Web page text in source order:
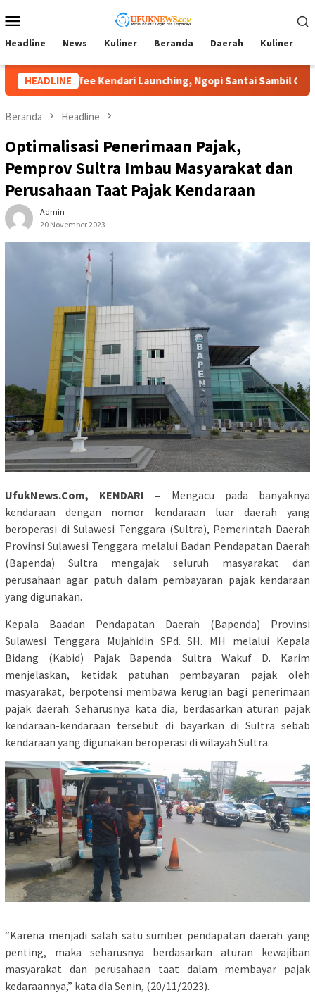
ke
kontenMobile
Headline News Kuliner Beranda Daerah Kuliner
HEADLINE
Launching, Ngopi Santai Sambil Cari Cuan Prof
Beranda Headline
Optimalisasi Penerimaan Pajak,
Pemprov Sultra Imbau Masyarakat dan
Perusahaan Taat Pajak Kendaraan
Admin
20 November 2023
UfukNews.Com, KENDARI – Mengacu pada banyaknya
kendaraan dengan nomor kendaraan luar daerah yang
beroperasi di Sulawesi Tenggara (Sultra), Pemerintah Daerah
Provinsi Sulawesi Tenggara melalui Badan Pendapatan Daerah
(Bapenda) Sultra mengajak seluruh masyarakat dan
perusahaan agar patuh dalam pembayaran pajak kendaraan
yang digunakan.
Kepala Baadan Pendapatan Daerah (Bapenda) Provinsi
Sulawesi Tenggara Mujahidin SPd. SH. MH melalui Kepala
Bidang (Kabid) Pajak Bapenda Sultra Wakuf D. Karim
menjelaskan, ketidak patuhan pembayaran pajak oleh
masyarakat, berpotensi membawa kerugian bagi penerimaan
pajak daerah. Seharusnya kata dia, berdasarkan aturan pajak
kendaraan-kendaraan tersebut di bayarkan di Sultra sebab
kendaraan yang digunakan beroperasi di wilayah Sultra.
“Karena menjadi salah satu sumber pendapatan daerah yang
penting, maka seharusnya berdasarkan aturan kewajiban
masyarakat dan perusahaan taat dalam membayar pajak
kedaraannya,” kata dia Senin, (20/11/2023).